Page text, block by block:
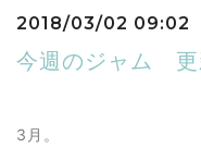
2018/03/02 09:02
今週のジャム 更
3月。